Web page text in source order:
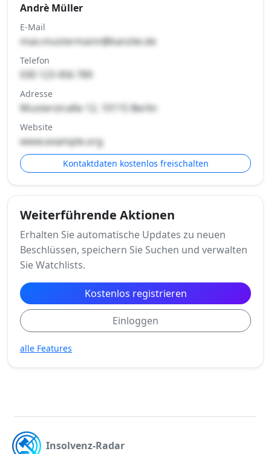
Andrè Müller
E-Mail
max.mustermann@kanzlei.de
Telefon
030 123 456 789
Adresse
Musterstraße 12, 10115 Berlin
Website
www.example.org
Kontaktdaten kostenlos freischalten
Weiterführende Aktionen
Erhalten Sie automatische Updates zu neuen
Beschlüssen, speichern Sie Suchen und verwalten
Sie Watchlists.
Kostenlos registrieren
Einloggen
alle Features
Insolvenz-Radar